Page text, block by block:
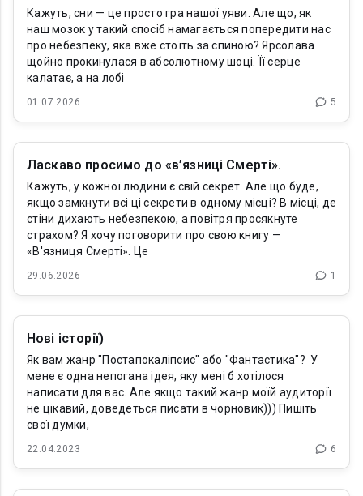
Кажуть, сни — це просто гра нашої уяви. Але що, як
наш мозок у такий спосіб намагається попередити нас
про небезпеку, яка вже стоїть за спиною? Ярсолава
щойно прокинулася в абсолютному шоці. Її серце
калатає, а на лобі
01.07.2026 5
Ласкаво просимо до «в’язниці Смерті».
Кажуть, у кожної людини є свій секрет. Але що буде,
якщо замкнути всі ці секрети в одному місці? В місці, де
стіни дихають небезпекою, а повітря просякнуте
страхом? Я хочу поговорити про свою книгу —
«В'язниця Смерті». Це
29.06.2026 1
Нові історії)
Як вам жанр "Постапокаліпсис" або "Фантастика"? У
мене є одна непогана ідея, яку мені б хотілося
написати для вас. Але якщо такий жанр моїй аудиторії
не цікавий, доведеться писати в чорновик))) Пишіть
свої думки,
22.04.2023 6